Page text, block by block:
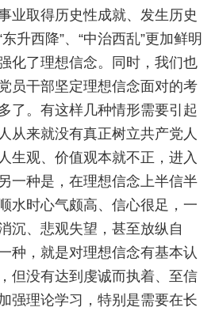
业取得历史性成就、发生历史
升西降”、“中治西乱”更加鲜明
化了理想信念。同时，我们也
员干部坚定理想信念面对的考
了。有这样几种情形需要引起
从来就没有真正树立共产党人
生观、价值观本就不正，进入
一种是，在理想信念上半信半
水时心气颇高、信心很足，一
沉、悲观失望，甚至放纵自
种，就是对理想信念有基本认
但没有达到虔诚而执着、至信
强理论学习，特别是需要在长